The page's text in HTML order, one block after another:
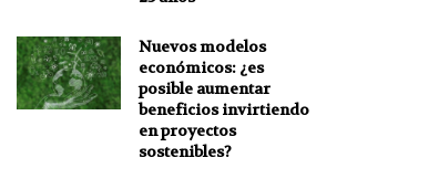
Nuevos modelos
económicos: ¿es
posible aumentar
beneficios invirtiendo
en proyectos
sostenibles?